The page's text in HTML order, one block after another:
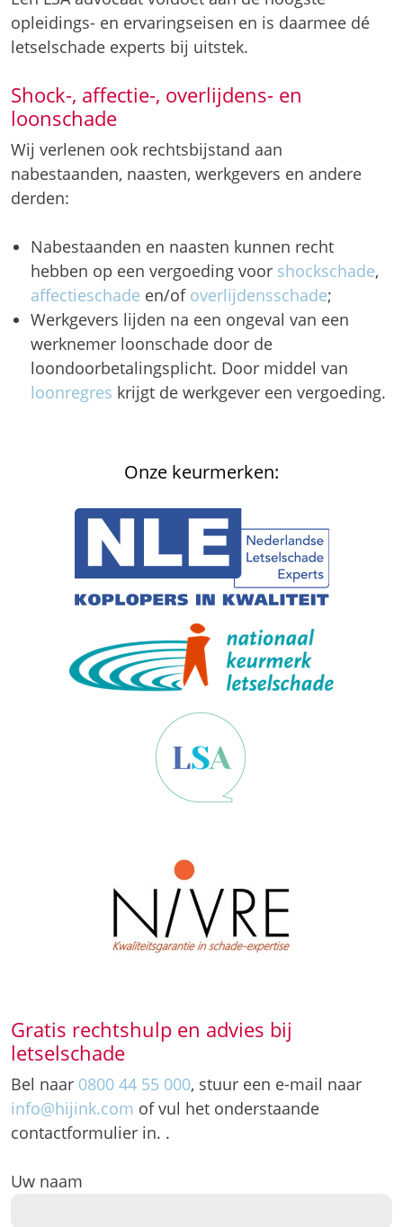
opleidings- en ervaringseisen en is daarmee dé
letselschade experts bij uitstek.
Shock-, affectie-, overlijdens- en
loonschade
Wij verlenen ook rechtsbijstand aan
nabestaanden, naasten, werkgevers en andere
derden:
Nabestaanden en naasten kunnen recht
hebben op een vergoeding voor shockschade,
affectieschade en/of overlijdensschade;
Werkgevers lijden na een ongeval van een
werknemer loonschade door de
loondoorbetalingsplicht. Door middel van
loonregres krijgt de werkgever een vergoeding.
Onze keurmerken:
Gratis rechtshulp en advies bij
letselschade
Bel naar 0800 44 55 000, stuur een e-mail naar
info@hijink.com of vul het onderstaande
contactformulier in. .
Uw naam